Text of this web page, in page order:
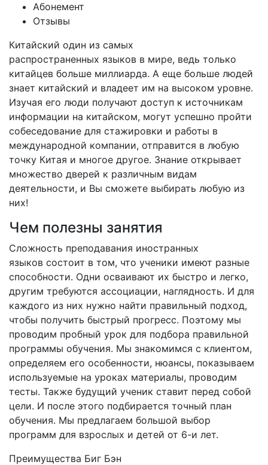
Абонемент
Отзывы
Китайский один из самых
распространенных языков в мире, ведь только
китайцев больше миллиарда. А еще больше людей
знает китайский и владеет им на высоком уровне.
Изучая его люди получают доступ к источникам
информации на китайском, могут успешно пройти
собеседование для стажировки и работы в
международной компании, отправится в любую
точку Китая и многое другое. Знание открывает
множество дверей к различным видам
деятельности, и Вы сможете выбирать любую из
них!
Чем полезны занятия
Сложность преподавания иностранных
языков состоит в том, что ученики имеют разные
способности. Одни осваивают их быстро и легко,
другим требуются ассоциации, наглядность. И для
каждого из них нужно найти правильный подход,
чтобы получить быстрый прогресс. Поэтому мы
проводим пробный урок для подбора правильной
программы обучения. Мы знакомимся с клиентом,
определяем его особенности, нюансы, показываем
используемые на уроках материалы, проводим
тесты. Также будущий ученик ставит перед собой
цели. И после этого подбирается точный план
обучения. Мы предлагаем большой выбор
программ для взрослых и детей от 6-и лет.
Преимущества Биг Бэн